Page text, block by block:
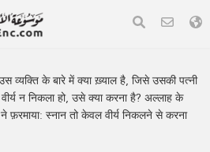
के बारे में क्या ख़्याल है, जिसे उसकी पत्नी
न निकला हो, उसे क्या करना है? अल्लाह के
स्नान तो केवल वीर्य निकलने से करना